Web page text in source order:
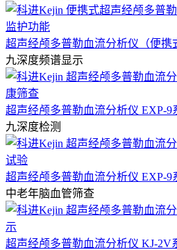
超声经颅多普勒血流分析仪（便携
九深度频谱显示
超声经颅多普勒血流分析仪 EXP-9
九深度检测
超声经颅多普勒血流分析仪 EXP-9
中老年脑血管筛查
超声经颅多普勒血流分析仪 KJ-2V